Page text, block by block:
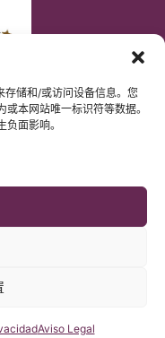
存储和/或访问设备信息。您
本网站唯一标识符等数据。
面影响。
Aviso Legal
研究所遵守欧盟数据保
）